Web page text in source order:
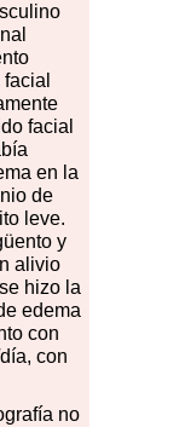
facial
en la
de
leve.
y
alivio
hizo la
edema
con
con
no